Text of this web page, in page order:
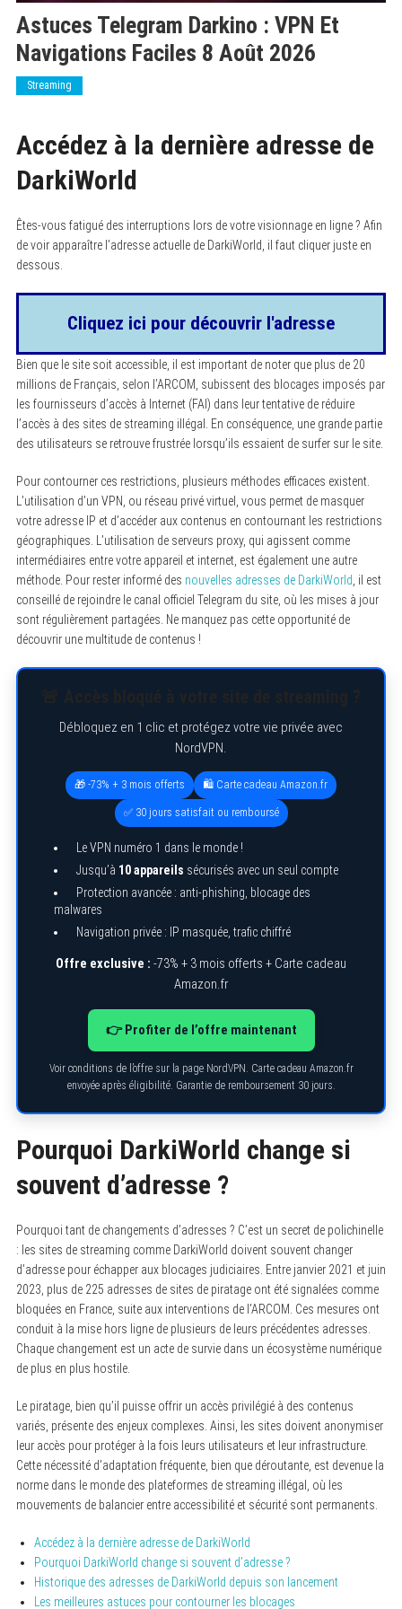
Astuces Telegram Darkino : VPN Et
Navigations Faciles 8 Août 2026
Streaming
Accédez à la dernière adresse de
DarkiWorld
Êtes-vous fatigué des interruptions lors de votre visionnage en ligne ? Afin
de voir apparaître l’adresse actuelle de DarkiWorld, il faut cliquer juste en
dessous.
Cliquez ici pour découvrir l'adresse
Bien que le site soit accessible, il est important de noter que plus de 20
millions de Français, selon l’ARCOM, subissent des blocages imposés par
les fournisseurs d’accès à Internet (FAI) dans leur tentative de réduire
l’accès à des sites de streaming illégal. En conséquence, une grande partie
des utilisateurs se retrouve frustrée lorsqu’ils essaient de surfer sur le site.
Pour contourner ces restrictions, plusieurs méthodes efficaces existent.
L’utilisation d’un VPN, ou réseau privé virtuel, vous permet de masquer
votre adresse IP et d’accéder aux contenus en contournant les restrictions
géographiques. L’utilisation de serveurs proxy, qui agissent comme
intermédiaires entre votre appareil et internet, est également une autre
méthode. Pour rester informé des nouvelles adresses de DarkiWorld , il est
conseillé de rejoindre le canal officiel Telegram du site, où les mises à jour
sont régulièrement partagées. Ne manquez pas cette opportunité de
découvrir une multitude de contenus !
Débloquez en 1 clic et protégez votre vie privée avec
NordVPN.
🎁 -73% + 3 mois offerts 🛍️ Carte cadeau Amazon.fr
✅ 30 jours satisfait ou remboursé
Le VPN numéro 1 dans le monde !
Jusqu’à 10 appareils sécurisés avec un seul compte
Protection avancée : anti-phishing, blocage des
malwares
Navigation privée : IP masquée, trafic chiffré
Offre exclusive : -73% + 3 mois offerts + Carte cadeau
Amazon.fr
👉 Profiter de l’offre maintenant
Voir conditions de l’offre sur la page NordVPN. Carte cadeau Amazon.fr
envoyée après éligibilité. Garantie de remboursement 30 jours.
Pourquoi DarkiWorld change si
souvent d’adresse ?
Pourquoi tant de changements d’adresses ? C’est un secret de polichinelle
: les sites de streaming comme DarkiWorld doivent souvent changer
d’adresse pour échapper aux blocages judiciaires. Entre janvier 2021 et juin
2023, plus de 225 adresses de sites de piratage ont été signalées comme
bloquées en France, suite aux interventions de l’ARCOM. Ces mesures ont
conduit à la mise hors ligne de plusieurs de leurs précédentes adresses.
Chaque changement est un acte de survie dans un écosystème numérique
de plus en plus hostile.
Le piratage, bien qu’il puisse offrir un accès privilégié à des contenus
variés, présente des enjeux complexes. Ainsi, les sites doivent anonymiser
leur accès pour protéger à la fois leurs utilisateurs et leur infrastructure.
Cette nécessité d’adaptation fréquente, bien que déroutante, est devenue la
norme dans le monde des plateformes de streaming illégal, où les
mouvements de balancier entre accessibilité et sécurité sont permanents.
Accédez à la dernière adresse de DarkiWorld
Pourquoi DarkiWorld change si souvent d’adresse ?
Historique des adresses de DarkiWorld depuis son lancement
Les meilleures astuces pour contourner les blocages